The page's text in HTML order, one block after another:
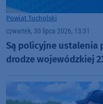
Powiat Tucholski
czwartek, 30 lipca 2026, 13:31
Są policyjne ustalenia
drodze wojewódzkiej